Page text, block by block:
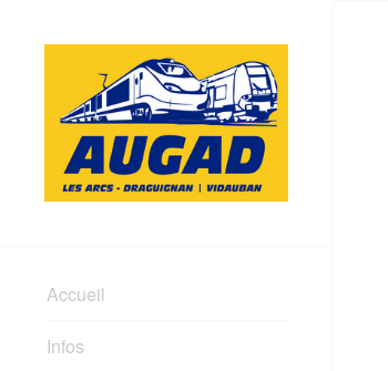
Accueil
Infos